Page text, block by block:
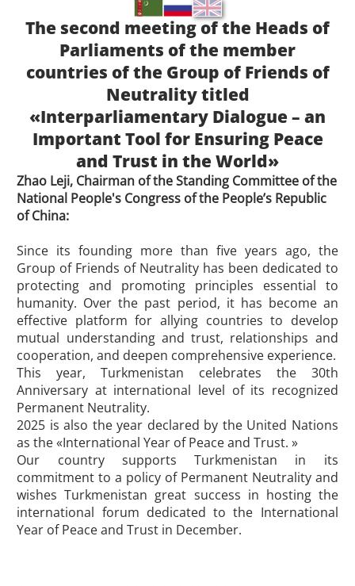
The second meeting of the Heads of
Parliaments of the member
countries of the Group of Friends of
Neutrality titled
«Interparliamentary Dialogue – an
Important Tool for Ensuring Peace
and Trust in the World»
Zhao Leji, Chairman of the Standing Committee of the
National People's Congress of the People’s Republic
of China:
Since its founding more than five years ago, the
Group of Friends of Neutrality has been dedicated to
protecting and promoting principles essential to
humanity. Over the past period, it has become an
effective platform for allying countries to develop
mutual understanding and trust, relationships and
cooperation, and deepen comprehensive experience.
This year, Turkmenistan celebrates the 30th
Anniversary at international level of its recognized
Permanent Neutrality.
2025 is also the year declared by the United Nations
as the «International Year of Peace and Trust. »
Our country supports Turkmenistan in its
commitment to a policy of Permanent Neutrality and
wishes Turkmenistan great success in hosting the
international forum dedicated to the International
Year of Peace and Trust in December.